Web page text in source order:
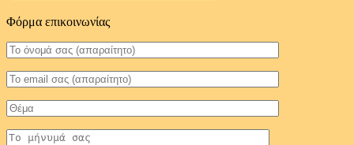
Φόρμα επικοινωνίας